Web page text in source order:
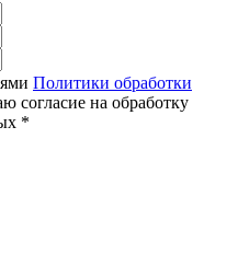
Политики обработки
согласие на обработку
*